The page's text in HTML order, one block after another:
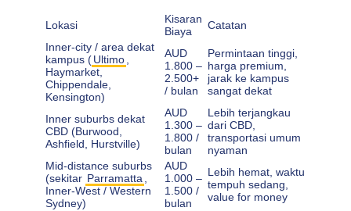
Lokasi
Kisaran
Biaya
Catatan
Inner-city / area dekat
kampus (Ultimo
Haymarket,
Chippendale,
Kensington)
AUD
1.800 –
2.500+
/ bulan
Permintaan tinggi,
harga premium,
jarak ke kampus
sangat dekat
Inner suburbs dekat
CBD (Burwood,
Ashfield, Hurstville)
AUD
1.300 –
1.800 /
bulan
Lebih terjangkau
dari CBD,
transportasi umum
nyaman
Mid-distance suburbs
(sekitar Parramatta
Inner-West / Western
Sydney)
AUD
1.000 –
1.500 /
bulan
Lebih hemat, waktu
tempuh sedang,
value for money